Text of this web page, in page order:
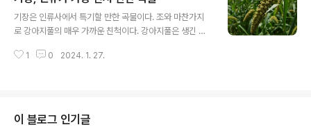
욱 서투른 농경기술로는 쌀 재배가 어려운 곳이다. 쌀농사
가 어느날 아침에 원시적 농경이나 하던 곳에 덜커덕 들어
역사가 있었음에 틀림없지 않을까. 우리는 비파형동검문
기장은 인류사에서 특기할 만한 곡물이다. 조와 마찬가지
로 강아지풀의 매우 가까운 친척이다. 강아지풀은 생긴 모
민도 같은 생각을 했을 가능성이 높다. 실제로 강아지풀도
먼저 재배했을 것이 유력한 작물이다. 이유는 기장은 파종
에서 수확까지 매우 짧아 2-3개월이면 충분하기 때문이
1 0 2024. 1. 27.
이 블로그 인기글